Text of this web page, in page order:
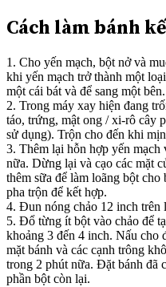
Cách làm bánh
1. Cho yến mạch, bột nở và
khi yến mạch trở thành một
một cái bát và để sang một bên.
2. Trong máy xay hiện đang
táo, trứng, mật ong / xi-rô cây
sử dụng). Trộn cho đến khi
3. Thêm lại hỗn hợp yến
nữa. Dừng lại và cạo các mặt
thêm sữa để làm loãng bột cho
pha trộn để kết hợp.
4. Đun nóng chảo 12 inch trên
5. Đổ từng ít bột vào chảo để
khoảng 3 đến 4 inch. Nấu cho
mặt bánh và các cạnh trông
trong 2 phút nữa. Đặt bánh đã
phần bột còn lại.